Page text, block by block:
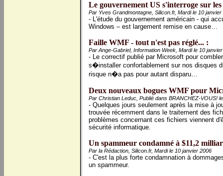
Le gouvernement US s'interroge sur
Par Yves Grandmontagne, Silicon.fr, Mardi le 10 janvier
- L'étude du gouvernement américain - qui
Windows – est largement remise en cause…
Faille WMF - tout n'est pas réglé... :
Par Ange-Gabriel, Information Week, Mardi le 10
- Le correctif publié par Microsoft pour
s�installer confortablement sur nos disques
risque n�a pas pour autant disparu…
Deux nouveaux bogues WMF pour
Par Christian Leduc, Publié dans BRANCHEZ-VOUS!
- Quelques jours seulement après la mise à
trouvée récemment dans le traitement des
problèmes concernant ces fichiers viennent
sécurité informatique.
Un spammeur condamné à $11,2
Par la Rédaction, Silicon.fr, Mardi le 10 janvier 2006
- C'est la plus forte condamnation à
un spammeur.